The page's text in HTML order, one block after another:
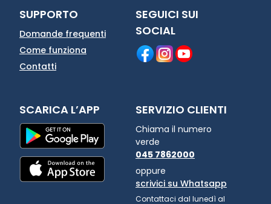
SUPPORTO
Domande frequenti
Come funziona
Contatti
SEGUICI SUI
SOCIAL
SCARICA L’APP SERVIZIO CLIENTI
Chiama il numero
verde
045 7862000
oppure
scrivici su Whatsapp
Contattaci dal lunedì al